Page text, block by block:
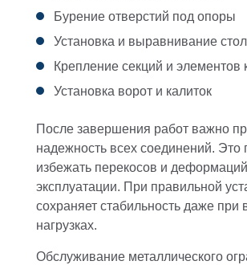
Бурение отверстий под опоры
Установка и выравнивание
Крепление секций и элементов
Установка ворот и калиток
После завершения работ важно
надежность всех соединений. Это
избежать перекосов и
эксплуатации. При правильной
сохраняет стабильность даже при
нагрузках.
Обслуживание металлического